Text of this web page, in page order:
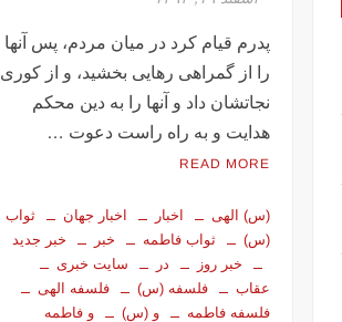
پدرم قیام کرد در میان مردم، پس آنها
را از گمراهی رهایی بخشید، و از کوری
نجاتشان داد و آنها را به دین محکم
هدایت و به راه راست دعوت …
READ MORE
(س) الهی اخبار اخبار جهان
ثواب
(س)
ثواب فاطمه خبر
خبر جدید
خبر روز
در
سایت خبری
عقاب
فلسفه (س)
فلسفه الهی
فلسفه فاطمه
و (س) و فاطمه